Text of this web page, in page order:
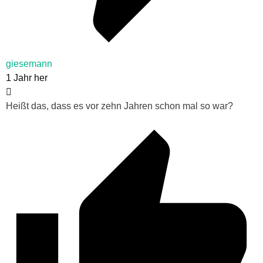
giesemann
1 Jahr her
Heißt das, dass es vor zehn Jahren schon mal so war?